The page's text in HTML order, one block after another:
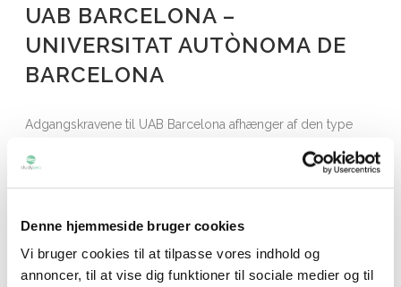
Denne hjemmeside bruger cookies
Vi bruger cookies til at tilpasse vores indhold og
annoncer, til at vise dig funktioner til sociale medier og til
UAB BARCELONA –
UNIVERSITAT AUTÒNOMA DE
BARCELONA
Adgangskravene til UAB Barcelona afhænger af den type
studie du søger. Til trods for universitetets høje ranking
behøver du ikke det højeste snit. Studerende som opfylder
kontakt Studysea for vejledning.